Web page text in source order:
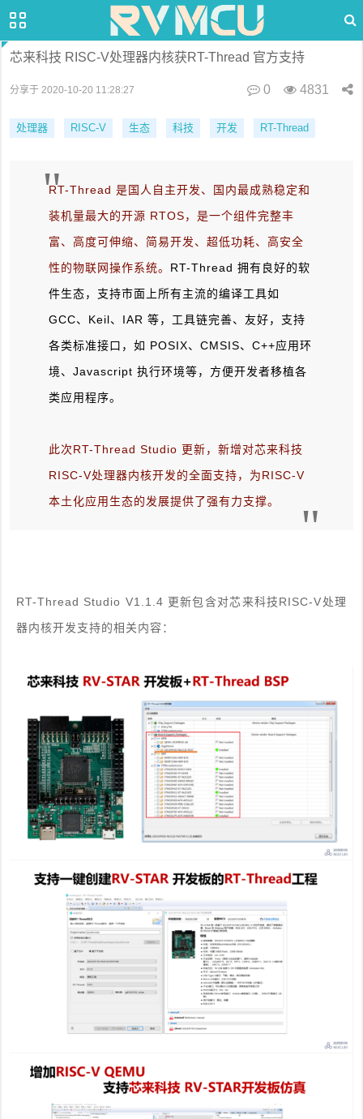
芯来科技 RISC-V处理器内核获RT-Thread 官方支持
分享于 2020-10-20 11:28:27 0 4831
处理器 RISC-V 生态 科技 开发 RT-Thread
"
RT-Thread 是国人自主开发、国内最成熟稳定和
装机量最大的开源 RTOS，是一个组件完整丰
富、高度可伸缩、简易开发、超低功耗、高安全
性的物联网操作系统。 RT-Thread 拥有良好的软
件生态，支持市面上所有主流的编译工具如
GCC、Keil、IAR 等，工具链完善、友好，支持
各类标准接口，如 POSIX、CMSIS、C++应用环
境、Javascript 执行环境等，方便开发者移植各
类应用程序。
此次RT-Thread Studio 更新，新增对芯来科技
RISC-V处理器内核开发的全面支持，为RISC-V
本土化应用生态的发展提供了强有力支撑。
"
RT-Thread Studio V1.1.4 更新包含对芯来科技RISC-V处理
器内核开发支持的相关内容：